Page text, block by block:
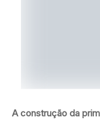
A construção da